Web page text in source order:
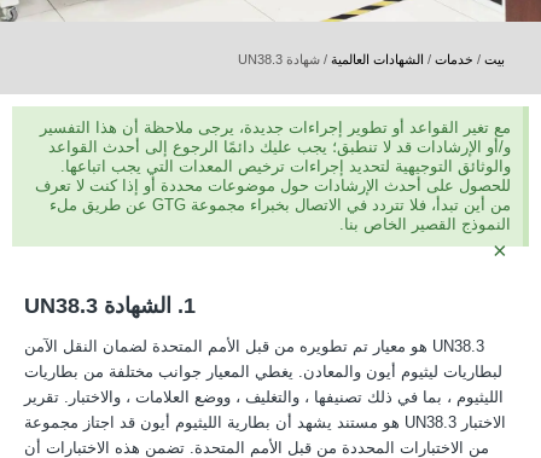
بيت / خدمات / الشهادات العالمية / شهادة UN38.3
مع تغير القواعد أو تطوير إجراءات جديدة، يرجى ملاحظة أن هذا التفسير
و/أو الإرشادات قد لا تنطبق؛ يجب عليك دائمًا الرجوع إلى أحدث القواعد
والوثائق التوجيهية لتحديد إجراءات ترخيص المعدات التي يجب اتباعها.
للحصول على أحدث الإرشادات حول موضوعات محددة أو إذا كنت لا تعرف
من أين تبدأ، فلا تتردد في الاتصال بخبراء مجموعة GTG عن طريق ملء
النموذج القصير الخاص بنا.
×
1. الشهادة UN38.3
UN38.3 هو معيار تم تطويره من قبل الأمم المتحدة لضمان النقل الآمن
لبطاريات ليثيوم أيون والمعادن. يغطي المعيار جوانب مختلفة من بطاريات
الليثيوم ، بما في ذلك تصنيفها ، والتغليف ، ووضع العلامات ، والاختبار. تقرير
الاختبار UN38.3 هو مستند يشهد أن بطارية الليثيوم أيون قد اجتاز مجموعة
من الاختبارات المحددة من قبل الأمم المتحدة. تضمن هذه الاختبارات أن